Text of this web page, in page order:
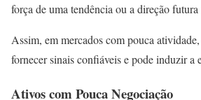
força de uma tendência ou a direção
Assim, em mercados com pouca
fornecer sinais confiáveis e pode induzir a
Ativos com Pouca Negociação